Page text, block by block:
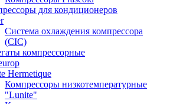
для кондиционеров
Система охлаждения компрессора
(CIC)
компрессорные
Hermetique
Компрессоры низкотемпературные
"Lunite"